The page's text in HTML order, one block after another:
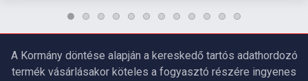
A Kormány döntése alapján a kereskedő tartós adathordozó
termék vásárlásakor köteles a fogyasztó részére ingyenes